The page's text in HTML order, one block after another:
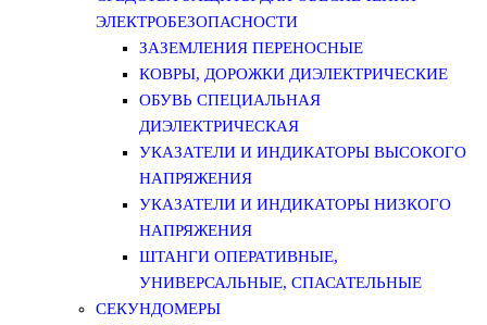
ЭЛЕКТРОБЕЗОПАСНОСТИ
ЗАЗЕМЛЕНИЯ ПЕРЕНОСНЫЕ
КОВРЫ, ДОРОЖКИ ДИЭЛЕКТРИЧЕСКИЕ
ОБУВЬ СПЕЦИАЛЬНАЯ
ДИЭЛЕКТРИЧЕСКАЯ
УКАЗАТЕЛИ И ИНДИКАТОРЫ ВЫСОКОГО
НАПРЯЖЕНИЯ
УКАЗАТЕЛИ И ИНДИКАТОРЫ НИЗКОГО
НАПРЯЖЕНИЯ
ШТАНГИ ОПЕРАТИВНЫЕ,
УНИВЕРСАЛЬНЫЕ, СПАСАТЕЛЬНЫЕ
СЕКУНДОМЕРЫ